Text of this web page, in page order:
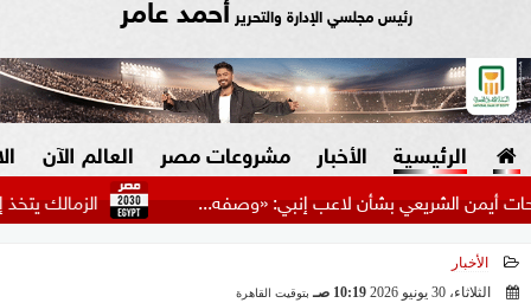
رئيس مجلسي الإدارة والتحرير
الرئيسية الأخبار
السياسة
مشروعات مصر
صنع في مصر
العالم الآن
الزمالك يتخذ بشأن لاعب إنبي: «وصفه...
الأخبار
الثلاثاء، 30 يونيو 2026
10:19 صـ بتوقيت القاهرة